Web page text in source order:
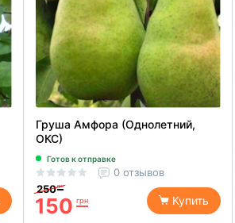
Груша Амфора (Однолетний,
ОКС)
Готов к отправке
0 отзывов
250 грн
150 грн Купить